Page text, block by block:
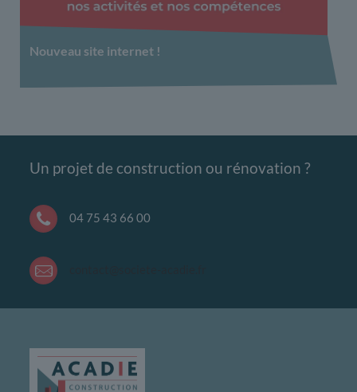
Nouveau site internet !
Un projet de construction ou rénovation ?
04 75 43 66 00